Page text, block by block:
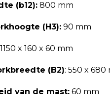
(b12): 800 mm
(H3): 90 mm
1150 x 160 x 60 mm
(B2): 550 x 680
van de mast: 60 mm